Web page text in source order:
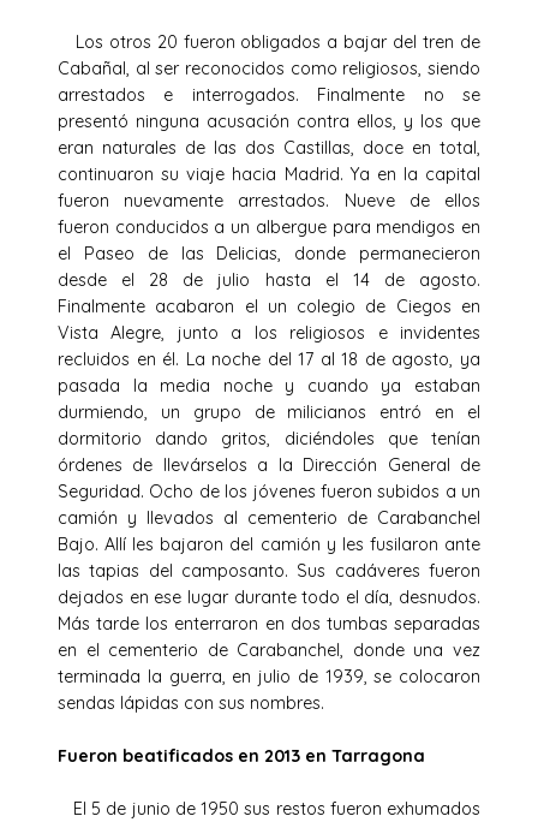
Los otros 20 fueron obligados a bajar del tren de
Cabañal, al ser reconocidos como religiosos, siendo
arrestados e interrogados. Finalmente no se
presentó ninguna acusación contra ellos, y los que
eran naturales de las dos Castillas, doce en total,
continuaron su viaje hacia Madrid. Ya en la capital
fueron nuevamente arrestados. Nueve de ellos
fueron conducidos a un albergue para mendigos en
el Paseo de las Delicias, donde permanecieron
desde el 28 de julio hasta el 14 de agosto.
Finalmente acabaron el un colegio de Ciegos en
Vista Alegre, junto a los religiosos e invidentes
recluidos en él. La noche del 17 al 18 de agosto, ya
pasada la media noche y cuando ya estaban
durmiendo, un grupo de milicianos entró en el
dormitorio dando gritos, diciéndoles que tenían
órdenes de llevárselos a la Dirección General de
Seguridad. Ocho de los jóvenes fueron subidos a un
camión y llevados al cementerio de Carabanchel
Bajo. Allí les bajaron del camión y les fusilaron ante
las tapias del camposanto. Sus cadáveres fueron
dejados en ese lugar durante todo el día, desnudos.
Más tarde los enterraron en dos tumbas separadas
en el cementerio de Carabanchel, donde una vez
terminada la guerra, en julio de 1939, se colocaron
sendas lápidas con sus nombres.
Fueron beatificados en 2013 en Tarragona
El 5 de junio de 1950 sus restos fueron exhumados